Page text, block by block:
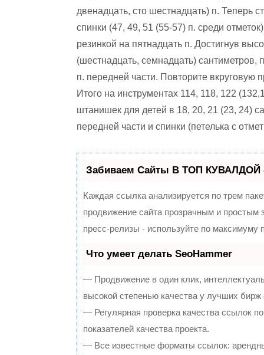
двенадцать, сто шестнадцать) п. Теперь
спинки (47, 49, 51 (55-57) п. среди
резинкой на пятнадцать п. Достигнув
(шестнадцать, семнадцать) сантиметров,
п. передней части. Повторите вкруговую
Итого на инструментах 114, 118, 122
штанишек для детей в 18, 20, 21 (23, 24)
передней части и спинки (петелька с
Забиваем Сайты В ТОП КУВАЛДОЙ -
Каждая ссылка анализируется по трем
продвижение сайта прозрачным и
пресс-релизы - используйте по
Что умеет делать SeoHammer
— Продвижение в один клик,
высокой степенью качества у лучших бирж
— Регулярная проверка качества ссылок
показателей качества проекта.
— Все известные форматы ссылок: